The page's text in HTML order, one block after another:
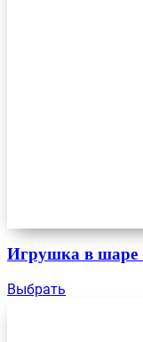
Игрушка в шаре
Выбрать